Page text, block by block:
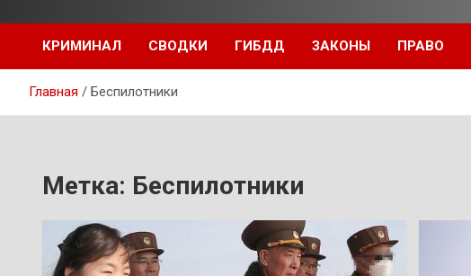
КРИМИНАЛ СВОДКИ ГИБДД ЗАКОНЫ ПРАВО
Главная Беспилотники
Метка: Беспилотники